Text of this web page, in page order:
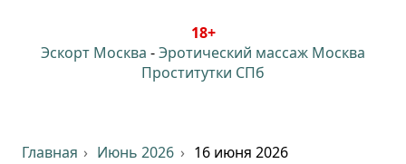
18+
Эскорт Москва -Эротический массаж Москва
Проститутки СПб
Главная Июнь 2026 16 июня 2026